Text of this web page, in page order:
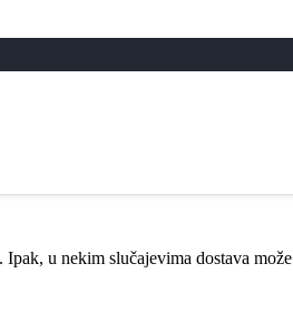
u nekim slučajevima dostava